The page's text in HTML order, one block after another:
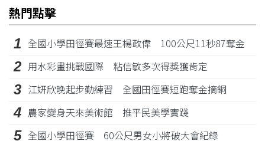
熱門點擊
1 全國小學田徑賽最速王楊政偉 100公尺11秒87奪金
2 用水彩畫挑戰國際 粘信敏多次得獎獲肯定
3 江姸欣晚起步勤練習 全國田徑賽短跑奪金摘銅
4 農家變身天來美術館 推平民美學實踐
5 全國小學田徑賽 60公尺男女小將破大會紀錄